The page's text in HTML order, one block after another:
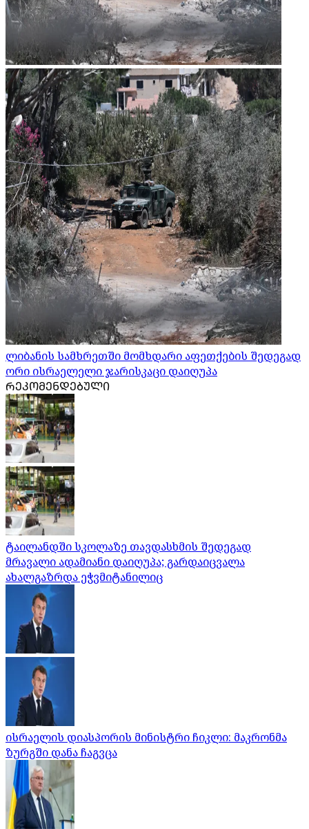
ლიბანის სამხრეთში მომხდარი აფეთქების შედეგად
ორი ისრაელელი ჯარისკაცი დაიღუპა
ᲠᲔᲙᲝᲛᲔᲜᲓᲔᲑᲣᲚᲘ
ტაილანდში სკოლაზე თავდასხმის შედეგად
მრავალი ადამიანი დაიღუპა; გარდაიცვალა
ახალგაზრდა ეჭვმიტანილიც
ისრაელის დიასპორის მინისტრი ჩიკლი: მაკრონმა
ზურგში დანა ჩაგვცა